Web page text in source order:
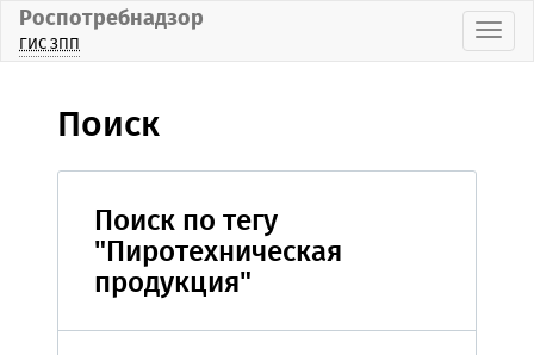
Роспотребнадзор
ГИС ЗПП
Поиск
Поиск по тегу
"Пиротехническая
продукция"